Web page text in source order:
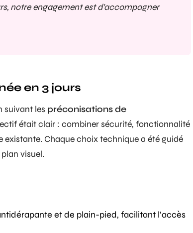
notre engagement est d’accompagner
en 3 jours
suivant les préconisations de
était clair : combiner sécurité, fonctionnalité
existante. Chaque choix technique a été guidé
visuel.
et de plain-pied, facilitant l’accès